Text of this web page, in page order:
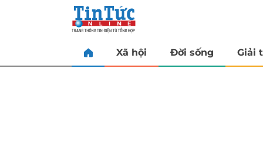
Xã hội Đời sống Giải